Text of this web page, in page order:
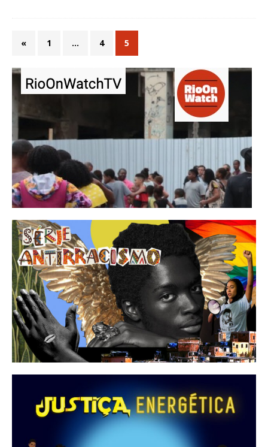
« 1 … 4 5